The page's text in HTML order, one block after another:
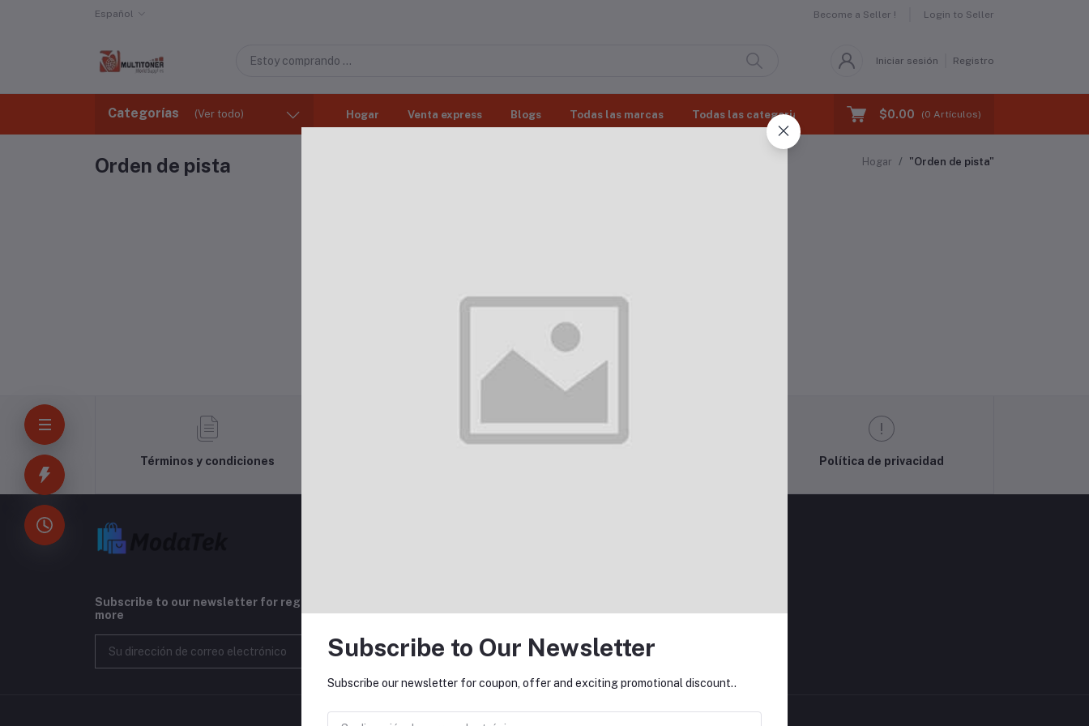
Español Become a Seller ! Login to Seller
Iniciar sesión Registro
Categorías (Ver todo) Hogar Venta express Blogs Todas las marcas Todas las categorias $0.00 (0 Artículos)
Orden de pista Hogar "Orden de pista"
Términos y condiciones Política de privacidad
Subscribe to our newsletter for regular updates about Offers, Coupons &
more
Suscribir
Subscribe to Our Newsletter
Subscribe our newsletter for coupon, offer and exciting promotional discount..